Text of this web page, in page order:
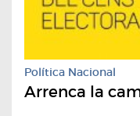
Política Nacional
Arrenca la